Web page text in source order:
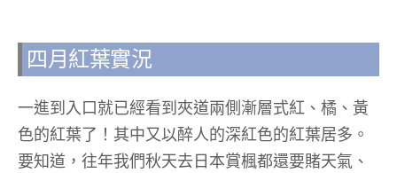
四月紅葉實況
一進到入口就已經看到夾道兩側漸層式紅、橘、黃
色的紅葉了！其中又以醉人的深紅色的紅葉居多。
要知道，往年我們秋天去日本賞楓都還要賭天氣、